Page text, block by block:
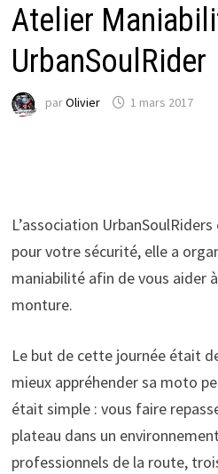
Atelier
UrbanSoulRider
parOlivier 1 mars 2017
L’association
pour votre sécurité, elle a
maniabilité afin de vous aider
monture.
Le but de cette journée était
mieux appréhender sa moto
était simple : vous faire
plateau dans un
professionnels de la route,